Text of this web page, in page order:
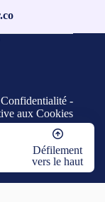
-
aux Cookies
Défilement
vers le haut